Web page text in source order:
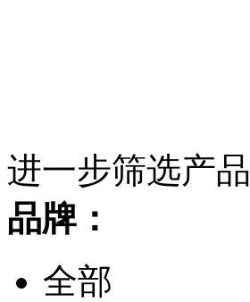
进一步筛选产品
品牌：
全部